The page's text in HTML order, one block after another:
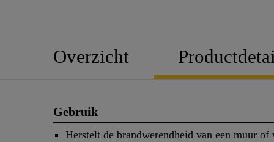
Overzicht
Gebruik
Herstelt de brandwerendheid van een muur of